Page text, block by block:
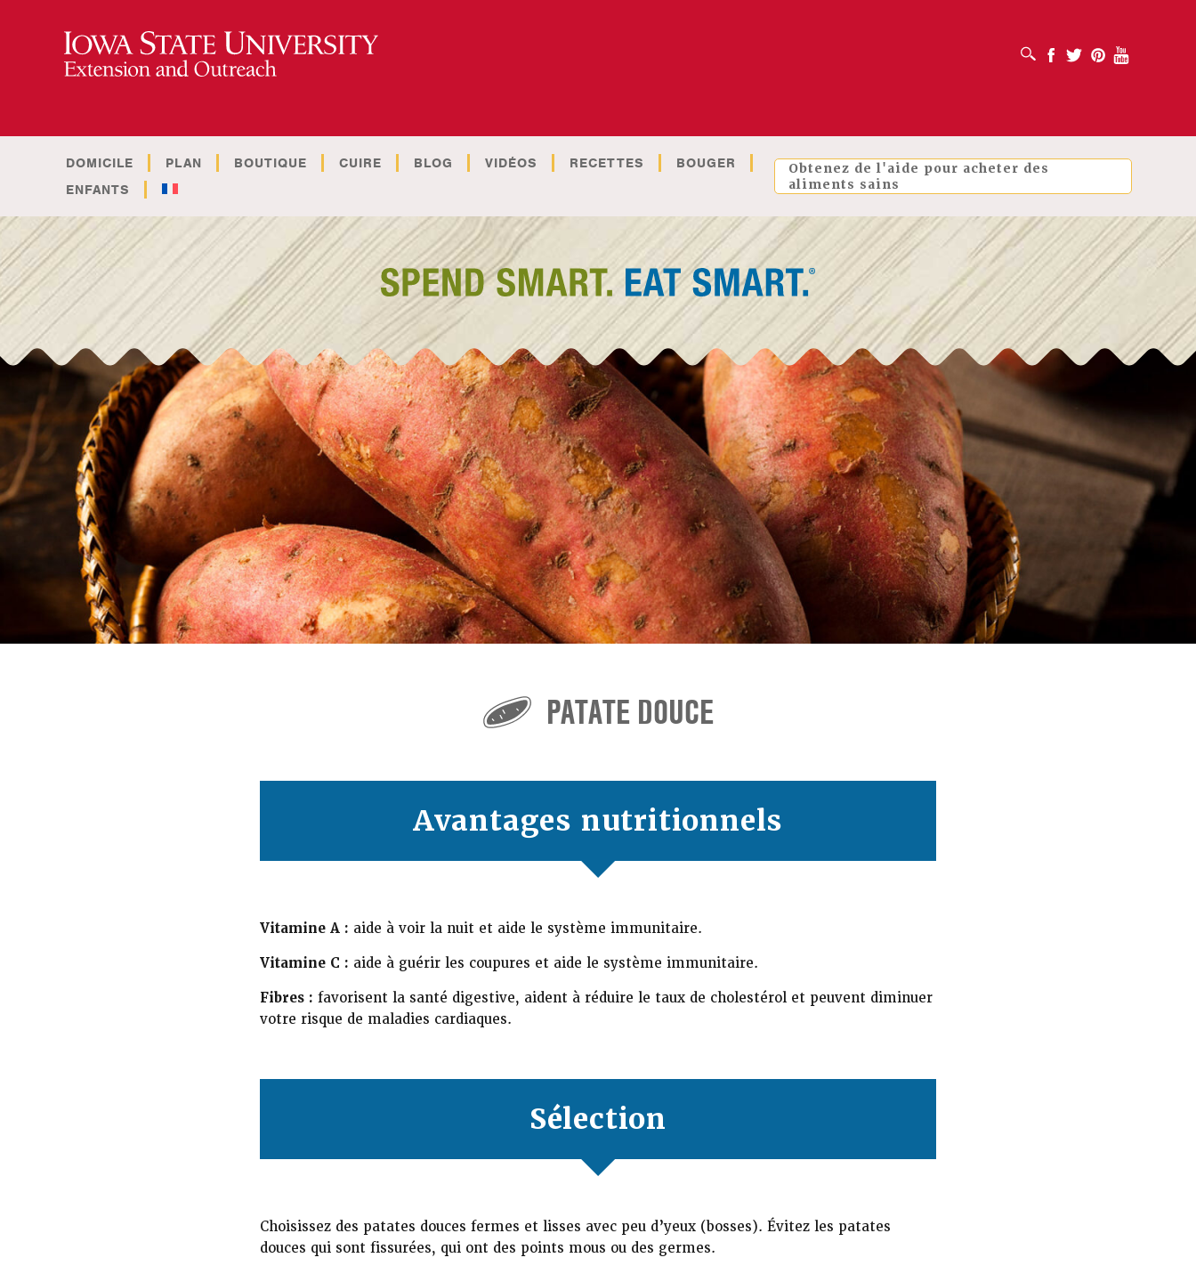
OUVRIR LA BOÎTE DE RECHERCHE
Facebook
Twitter PinterestYoutube
DOMICILE PLAN BOUTIQUE CUIRE BLOG VIDÉOS RECETTES
BOUGER
ENFANTS
Obtenez de l'aide pour acheter des
aliments sains
PATATE DOUCE
Avantages nutritionnels
Vitamine A : aide à voir la nuit et aide le système immunitaire.
Vitamine C : aide à guérir les coupures et aide le système immunitaire.
Fibres : favorisent la santé digestive, aident à réduire le taux de cholestérol et peuvent diminuer
votre risque de maladies cardiaques.
Sélection
Choisissez des patates douces fermes et lisses avec peu d’yeux (bosses). Évitez les patates
douces qui sont fissurées, qui ont des points mous ou des germes.